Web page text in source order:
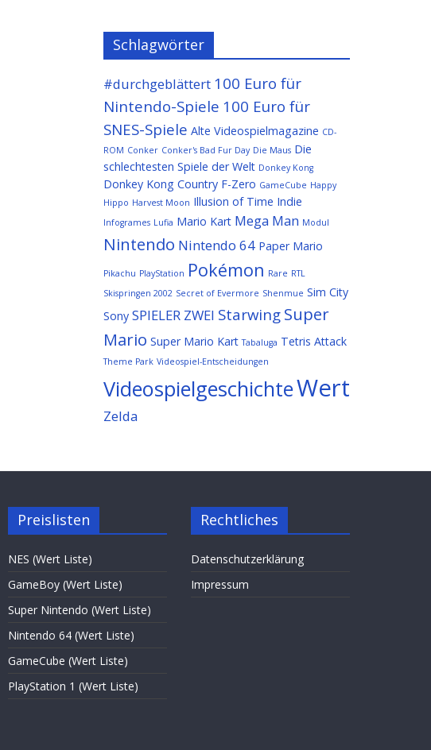
Schlagwörter
#durchgeblättert 100 Euro für
Nintendo-Spiele 100 Euro für
SNES-Spiele Alte Videospielmagazine CD-
ROM Conker Conker's Bad Fur Day Die Maus Die
schlechtesten Spiele der Welt Donkey Kong
Donkey Kong Country F-Zero GameCube Happy
Hippo Harvest Moon Illusion of Time Indie
Infogrames Lufia Mario Kart Mega Man Modul
Nintendo Nintendo 64 Paper Mario
Pikachu PlayStation Pokémon Rare RTL
Skispringen 2002 Secret of Evermore Shenmue Sim City
Sony SPIELER ZWEI Starwing Super
Mario Super Mario Kart Tabaluga Tetris Attack
Theme Park Videospiel-Entscheidungen
VideospielgeschichteWert
Zelda
Preislisten
NES (Wert Liste)
GameBoy (Wert Liste)
Super Nintendo (Wert Liste)
Nintendo 64 (Wert Liste)
GameCube (Wert Liste)
PlayStation 1 (Wert Liste)
Rechtliches
Datenschutzerklärung
Impressum